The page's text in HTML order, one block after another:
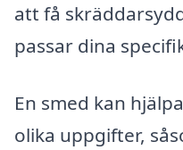
att få
passar dina
En smed kan
olika uppgifter,